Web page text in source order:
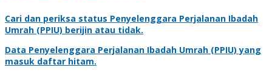
Cari dan periksa status Penyelenggara Perjalanan Ibadah
Umrah (PPIU) berijin atau tidak.
Data Penyelenggara Perjalanan Ibadah Umrah (PPIU) yang
masuk daftar hitam.